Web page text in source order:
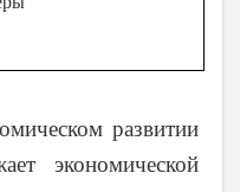
развитии
экономической